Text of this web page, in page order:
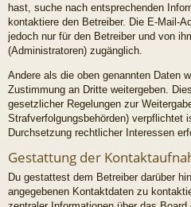
hast, suche nach entsprechenden
kontaktiere den Betreiber. Die E-Mail-
jedoch nur für den Betreiber und von
(Administratoren) zugänglich.
Andere als die oben genannten Daten
Zustimmung an Dritte weitergeben.
gesetzlicher Regelungen zur
Strafverfolgungsbehörden) verpflichtet
Durchsetzung rechtlicher Interessen
Gestattung der
Du gestattest dem Betreiber darüber
angegebenen Kontaktdaten zu